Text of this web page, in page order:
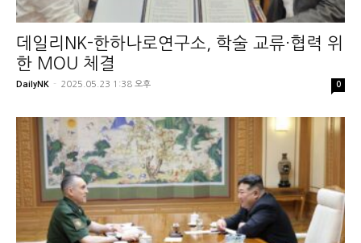
데일리NK-한하나로연구소, 학술 교류·협력 위
한 MOU 체결
DailyNK - 2025.05.23 1:38 오후 0